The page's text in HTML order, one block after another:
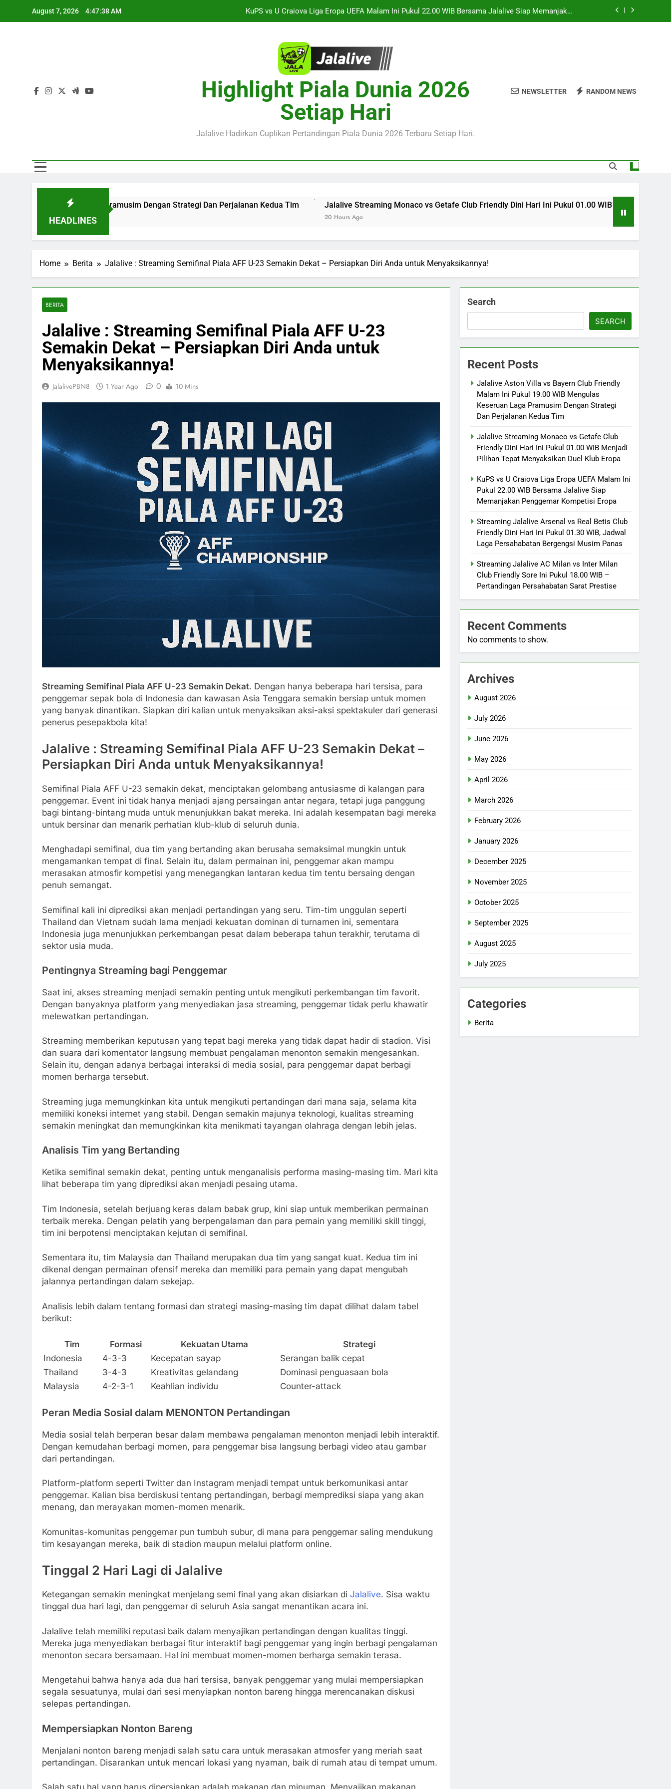
August 7, 2026 4:47:40 AM
KuPS vs U Craiova Liga Eropa UEFA Malam Ini Pukul 22.00 WIB Bersama Jalalive Siap Memanjakan
Jalalive Aston Villa vs Bayern Club Friendly Malam Ini Pukul 19.00 WIB Mengulas Keseruan Laga Pramusim
Jalalive Streaming Monaco vs Getafe Club Friendly Dini Hari Ini Pukul 01.00 WIB Menjadi Pilihan Tepat
KuPS vs U Craiova Liga Eropa UEFA Malam Ini Pukul 22.00 WIB Bersama Jalalive Siap Memanjakan
Streaming Jalalive Arsenal vs Real Betis Club Friendly Dini Hari Ini Pukul 01.30 WIB, Jadwal Laga
Persahabatan Bergengsi Musim Panas
Highlight Piala Dunia 2026
Setiap Hari
Jalalive Hadirkan Cuplikan Pertandingan Piala Dunia 2026 Terbaru Setiap Hari.
NEWSLETTER RANDOM NEWS
HEADLINES
Laga Pramusim Dengan Strategi Dan Perjalanan Kedua Tim Jalalive Streaming Monaco vs Getafe Club Friendly Dini Hari Ini Pukul 01.00 WIB Menjadi Pilihan Tepat
Home Berita Jalalive : Streaming Semifinal Piala AFF U-23 Semakin Dekat – Persiapkan Diri Anda untuk Menyaksikannya!
BERITA
Jalalive : Streaming Semifinal Piala AFF U-23
Semakin Dekat – Persiapkan Diri Anda untuk
Menyaksikannya!
JalalivePBN8 1 Year Ago 0 10 Mins
Streaming Semifinal Piala AFF U-23 Semakin Dekat. Dengan hanya beberapa hari tersisa, para
penggemar sepak bola di Indonesia dan kawasan Asia Tenggara semakin bersiap untuk momen
yang banyak dinantikan. Siapkan diri kalian untuk menyaksikan aksi-aksi spektakuler dari generasi
penerus pesepakbola kita!
Jalalive : Streaming Semifinal Piala AFF U-23 Semakin Dekat –
Persiapkan Diri Anda untuk Menyaksikannya!
Semifinal Piala AFF U-23 semakin dekat, menciptakan gelombang antusiasme di kalangan para
penggemar. Event ini tidak hanya menjadi ajang persaingan antar negara, tetapi juga panggung
bagi bintang-bintang muda untuk menunjukkan bakat mereka. Ini adalah kesempatan bagi mereka
untuk bersinar dan menarik perhatian klub-klub di seluruh dunia.
Menghadapi semifinal, dua tim yang bertanding akan berusaha semaksimal mungkin untuk
mengamankan tempat di final. Selain itu, dalam permainan ini, penggemar akan mampu
merasakan atmosfir kompetisi yang menegangkan lantaran kedua tim tentu bersaing dengan
penuh semangat.
Semifinal kali ini diprediksi akan menjadi pertandingan yang seru. Tim-tim unggulan seperti
Thailand dan Vietnam sudah lama menjadi kekuatan dominan di turnamen ini, sementara
Indonesia juga menunjukkan perkembangan pesat dalam beberapa tahun terakhir, terutama di
sektor usia muda.
Pentingnya Streaming bagi Penggemar
Saat ini, akses streaming menjadi semakin penting untuk mengikuti perkembangan tim favorit.
Dengan banyaknya platform yang menyediakan jasa streaming, penggemar tidak perlu khawatir
melewatkan pertandingan.
Streaming memberikan keputusan yang tepat bagi mereka yang tidak dapat hadir di stadion. Visi
dan suara dari komentator langsung membuat pengalaman menonton semakin mengesankan.
Selain itu, dengan adanya berbagai interaksi di media sosial, para penggemar dapat berbagi
momen berharga tersebut.
Streaming juga memungkinkan kita untuk mengikuti pertandingan dari mana saja, selama kita
memiliki koneksi internet yang stabil. Dengan semakin majunya teknologi, kualitas streaming
semakin meningkat dan memungkinkan kita menikmati tayangan olahraga dengan lebih jelas.
Analisis Tim yang Bertanding
Ketika semifinal semakin dekat, penting untuk menganalisis performa masing-masing tim. Mari kita
lihat beberapa tim yang diprediksi akan menjadi pesaing utama.
Tim Indonesia, setelah berjuang keras dalam babak grup, kini siap untuk memberikan permainan
terbaik mereka. Dengan pelatih yang berpengalaman dan para pemain yang memiliki skill tinggi,
tim ini berpotensi menciptakan kejutan di semifinal.
Sementara itu, tim Malaysia dan Thailand merupakan dua tim yang sangat kuat. Kedua tim ini
dikenal dengan permainan ofensif mereka dan memiliki para pemain yang dapat mengubah
jalannya pertandingan dalam sekejap.
Analisis lebih dalam tentang formasi dan strategi masing-masing tim dapat dilihat dalam tabel
berikut:
Tim Formasi Kekuatan Utama
Strategi
Indonesia
4-3-3 Kecepatan sayap
Serangan balik cepat
Thailand
3-4-3 Kreativitas gelandang
Dominasi penguasaan bola
Malaysia
4-2-3-1 Keahlian individu Counter-attack
Peran Media Sosial dalam MENONTON Pertandingan
Media sosial telah berperan besar dalam membawa pengalaman menonton menjadi lebih interaktif.
Dengan kemudahan berbagi momen, para penggemar bisa langsung berbagi video atau gambar
dari pertandingan.
Platform-platform seperti Twitter dan Instagram menjadi tempat untuk berkomunikasi antar
penggemar. Kalian bisa berdiskusi tentang pertandingan, berbagi memprediksi siapa yang akan
menang, dan merayakan momen-momen menarik.
Komunitas-komunitas penggemar pun tumbuh subur, di mana para penggemar saling mendukung
tim kesayangan mereka, baik di stadion maupun melalui platform online.
Tinggal 2 Hari Lagi di Jalalive
Ketegangan semakin meningkat menjelang semi final yang akan disiarkan di Jalalive. Sisa waktu
tinggal dua hari lagi, dan penggemar di seluruh Asia sangat menantikan acara ini.
Jalalive telah memiliki reputasi baik dalam menyajikan pertandingan dengan kualitas tinggi.
Mereka juga menyediakan berbagai fitur interaktif bagi penggemar yang ingin berbagi pengalaman
menonton secara bersamaan. Hal ini membuat momen-momen berharga semakin terasa.
Mengetahui bahwa hanya ada dua hari tersisa, banyak penggemar yang mulai mempersiapkan
segala sesuatunya, mulai dari sesi menyiapkan nonton bareng hingga merencanakan diskusi
selepas pertandingan.
Mempersiapkan Nonton Bareng
Menjalani nonton bareng menjadi salah satu cara untuk merasakan atmosfer yang meriah saat
pertandingan. Disarankan untuk mencari lokasi yang nyaman, baik di rumah atau di tempat umum.
Search
SEARCH
Recent Posts
Jalalive Aston Villa vs Bayern Club Friendly
Malam Ini Pukul 19.00 WIB Mengulas
Keseruan Laga Pramusim Dengan Strategi
Dan Perjalanan Kedua Tim
Jalalive Streaming Monaco vs Getafe Club
Friendly Dini Hari Ini Pukul 01.00 WIB Menjadi
Pilihan Tepat Menyaksikan Duel Klub Eropa
KuPS vs U Craiova Liga Eropa UEFA Malam Ini
Pukul 22.00 WIB Bersama Jalalive Siap
Memanjakan Penggemar Kompetisi Eropa
Streaming Jalalive Arsenal vs Real Betis Club
Friendly Dini Hari Ini Pukul 01.30 WIB, Jadwal
Laga Persahabatan Bergengsi Musim Panas
Streaming Jalalive AC Milan vs Inter Milan
Club Friendly Sore Ini Pukul 18.00 WIB –
Pertandingan Persahabatan Sarat Prestise
Recent Comments
No comments to show.
Archives
August 2026
July 2026
June 2026
May 2026
April 2026
March 2026
February 2026
January 2026
December 2025
November 2025
October 2025
September 2025
August 2025
July 2025
Categories
Berita